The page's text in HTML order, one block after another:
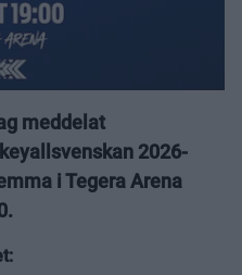
meddelat
2026-
i Tegera Arena